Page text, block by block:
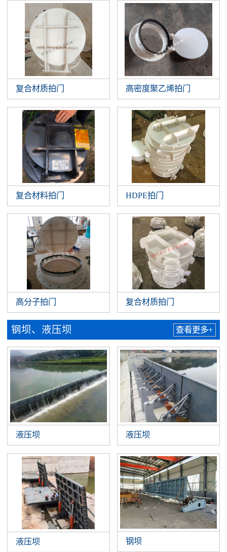
复合材质拍门 高密度聚乙烯拍门
复合材料拍门 HDPE拍门
高分子拍门 复合材质拍门
钢坝、液压坝 查看更多+
液压坝 液压坝
液压坝 钢坝